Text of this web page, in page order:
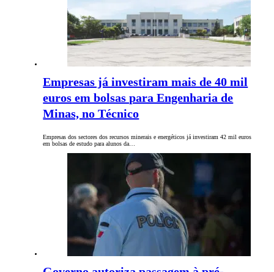
Empresas já investiram mais de 40 mil
euros em bolsas para Engenharia de
Minas, no Técnico
Empresas dos sectores dos recursos minerais e energéticos já investiram 42 mil euros
em bolsas de estudo para alunos da…